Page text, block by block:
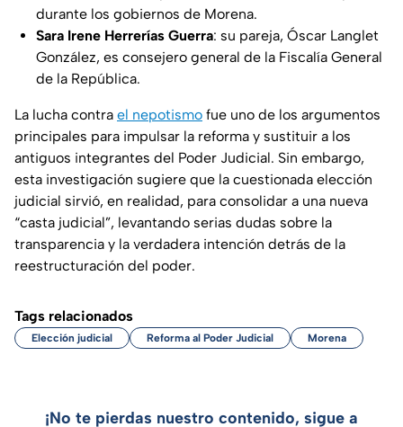
durante los gobiernos de Morena.
Sara Irene Herrerías Guerra: su pareja, Óscar Langlet
González, es consejero general de la Fiscalía General
de la República.
La lucha contra el nepotismo fue uno de los argumentos
principales para impulsar la reforma y sustituir a los
antiguos integrantes del Poder Judicial. Sin embargo,
esta investigación sugiere que la cuestionada elección
judicial sirvió, en realidad, para consolidar a una nueva
“casta judicial”, levantando serias dudas sobre la
transparencia y la verdadera intención detrás de la
reestructuración del poder.
Tags relacionados
Elección judicial Reforma al Poder Judicial Morena
¡No te pierdas nuestro contenido, sigue a